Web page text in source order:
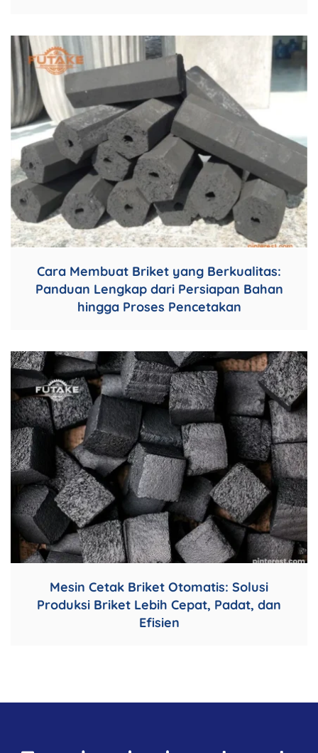
Cara Membuat Briket yang Berkualitas:
Panduan Lengkap dari Persiapan Bahan
hingga Proses Pencetakan
Mesin Cetak Briket Otomatis: Solusi
Produksi Briket Lebih Cepat, Padat, dan
Efisien